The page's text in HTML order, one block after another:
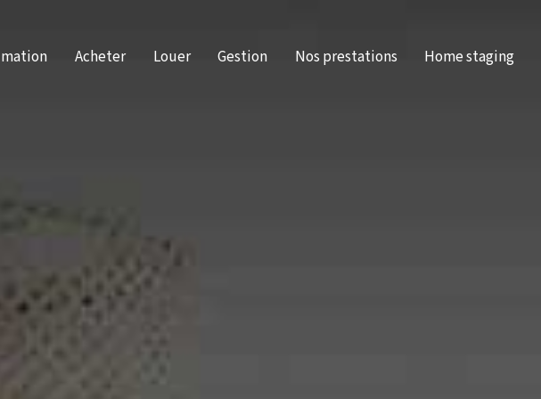
Acheter Louer Gestion Nos prestations Home staging